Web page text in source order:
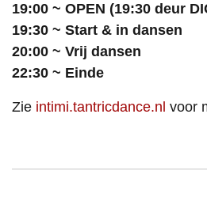
19:00 ~ OPEN (19:30 deur
19:30 ~ Start & in dansen
20:00 ~ Vrij dansen
22:30 ~ Einde
Zie intimi.tantricdance.nl voor